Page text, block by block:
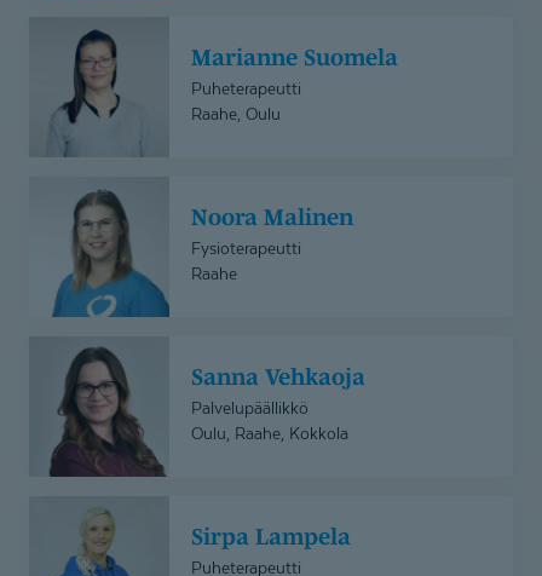
Marianne
Suomela
Marianne Suomela
Puheterapeutti
Raahe, Oulu
Malinen
Noora Malinen
Fysioterapeutti
Raahe
Sanna
Vehkaoja
Sanna Vehkaoja
Palvelupäällikkö
Oulu, Raahe, Kokkola
Lampela
Sirpa Lampela
Puheterapeutti